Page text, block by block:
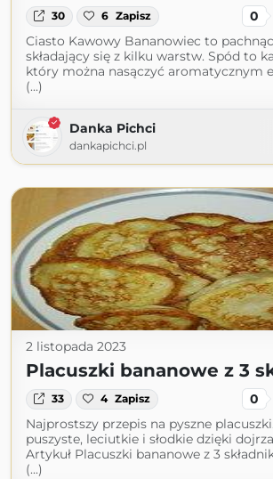
30 6 Zapisz 0
Ciasto Kawowy Bananowiec to
składający się z kilku warstw. Spód to
który można nasączyć aromatycznym
(...)
Danka Pichci
dankapichci.pl
2 listopada 2023
Placuszki bananowe z 3
33 4 Zapisz 0
Najprostszy przepis na pyszne
puszyste, leciutkie i słodkie dzięki
Artykuł Placuszki bananowe z 3
(...)